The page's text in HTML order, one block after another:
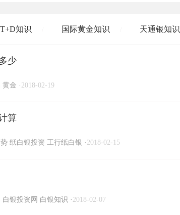
知识 国际黄金知识 天通银知识
银知识
少
黄金 · 2018-02-19
算
纸白银投资 工行纸白银 · 2018-02-15
白银投资网 白银知识 · 2018-02-07